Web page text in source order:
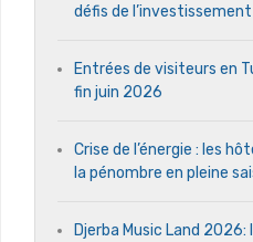
défis de l’investissement
Entrées de visiteurs en
fin juin 2026
Crise de l’énergie : les
la pénombre en pleine
Djerba Music Land